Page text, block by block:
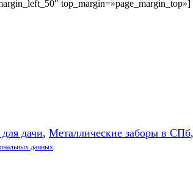
top_margin=»page_margin_top»]
дачи, Металлические заборы в СПб,
данных.